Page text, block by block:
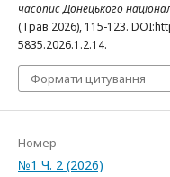
часопис Донецького
(Трав 2026), 115-123.
5835.2026.1.2.14.
Формати цитування
Номер
№1 Ч. 2 (2026)